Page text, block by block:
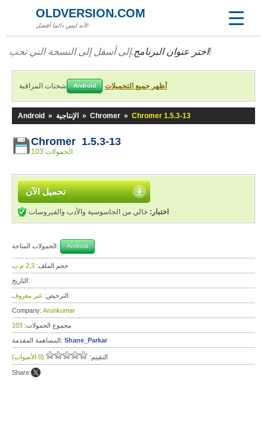
OLDVERSION.COM
لأنه ليس دائما أفضل!
اختر عنوان البرنامج.إلى أسفل إلى النسخة التي تحب!
شحنات المراقبة Android أظهر جميع التحميلات
Android » الإنتاجية » Chromer » Chromer 1.5.3-13
Chromer 1.5.3-13
103 الحمولات
تحميل الآن
اختبار: خالي من الجاسوسية والأدب والفيروسات
الحمولات المتاحة: Android
حجم الملف: 2,3 م.ب
التاريخ:
الترخيص: غير معروف
Company: Arunkumar
مجموع الحمولات: 103
المساهمة المقدمة: Shane_Parkar
التقييم: (0 الأصوات)
Share: